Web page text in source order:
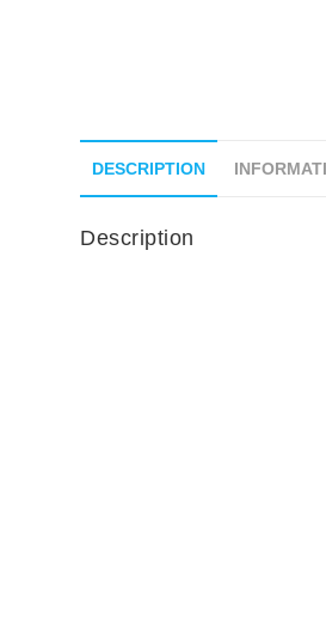
DESCRIPTION
Description